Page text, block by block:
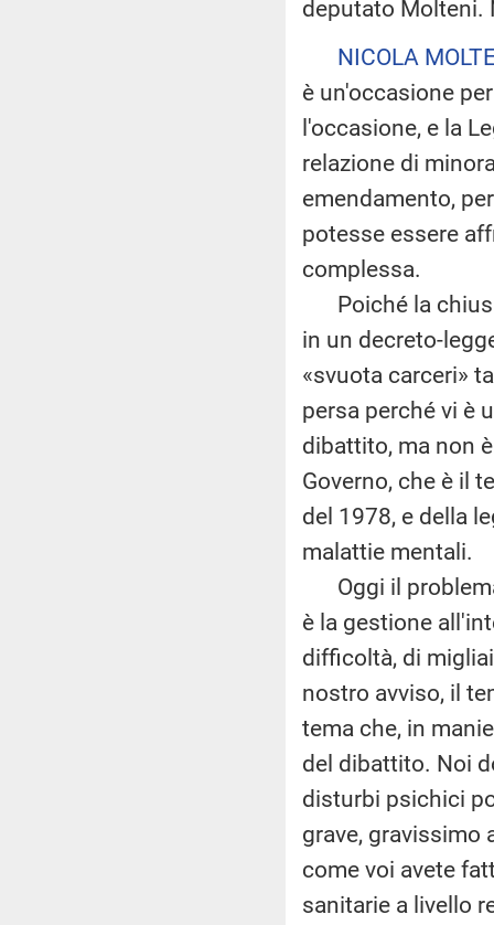
deputato Molteni.
NICOLA
è un'occasione
l'occasione, e la
relazione di
emendamento,
potesse essere
complessa.
Poiché la
in un decreto-
«svuota carceri»
persa perché vi è
dibattito, ma non
Governo, che è il
del 1978, e della
malattie mentali.
Oggi il
è la gestione
difficoltà, di
nostro avviso, il
tema che, in
del dibattito. Noi
disturbi psichici
grave, gravissimo
come voi avete
sanitarie a livello